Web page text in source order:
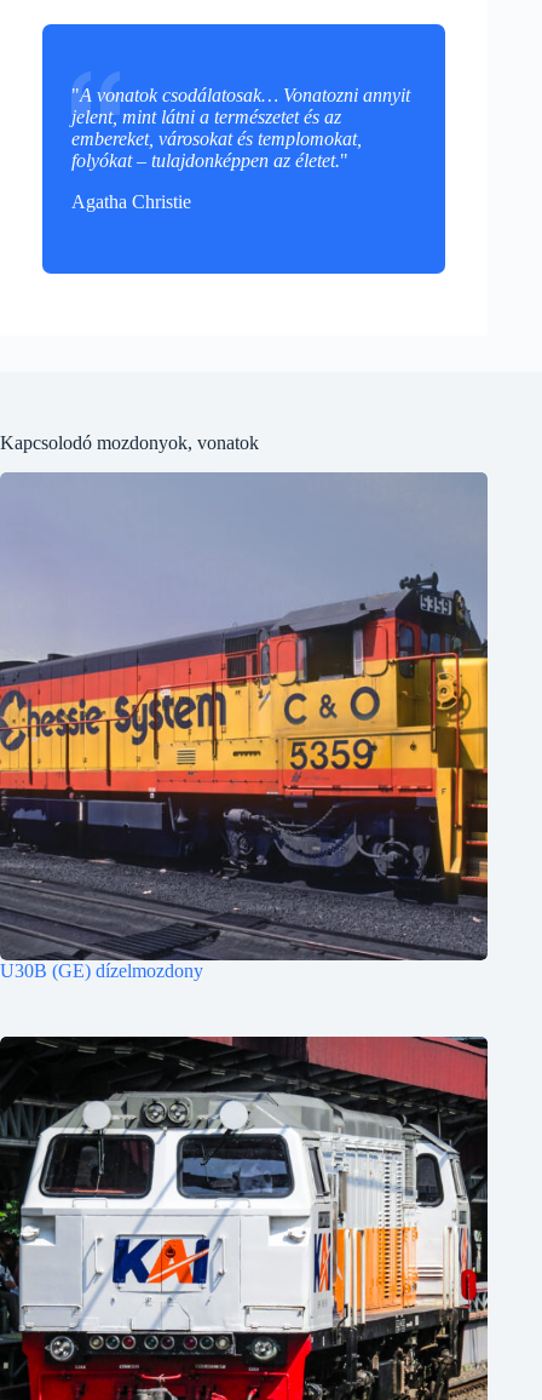
"A vonatok csodálatosak… Vonatozni annyit
jelent, mint látni a természetet és az
embereket, városokat és templomokat,
folyókat – tulajdonképpen az életet."
Agatha Christie
Kapcsolodó mozdonyok, vonatok
U30B (GE) dízelmozdony